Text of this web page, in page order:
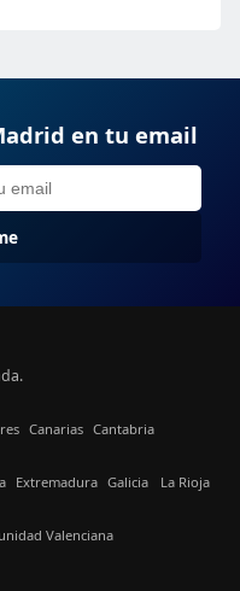
en tu email
Canarias Cantabria
Extremadura Galicia La Rioja
Valenciana